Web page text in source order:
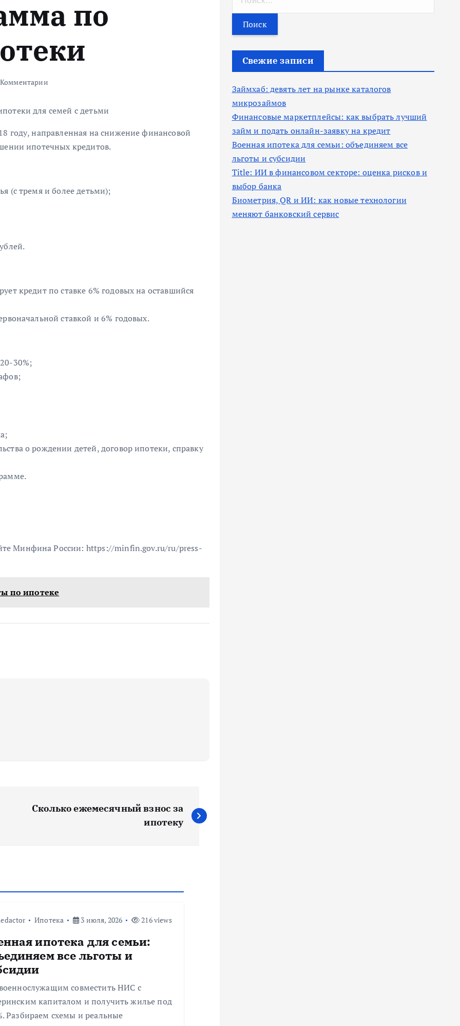
по
для семей с детьми
году, направленная на снижение финансовой
ипотечных кредитов.
(с тремя и более детьми);
кредит по ставке 6% годовых на оставшийся
ставкой и 6% годовых.
30%;
о рождении детей, договор ипотеки, справку
Минфина России: https://minfin.gov.ru/ru/press-
по ипотеке
Сколько ежемесячный взнос за
ипотеку
Ипотека 3 июля, 2026 216 views
ипотека для семьи:
все льготы и
совместить НИС с
капиталом и получить жилье под
Разбираем схемы и реальные
т
и
Свежие записи
Займхаб: девять лет на рынке каталогов
микрозаймов
Финансовые маркетплейсы: как выбрать лучший
займ и подать онлайн-заявку на кредит
Военная ипотека для семьи: объединяем все
льготы и субсидии
Title: ИИ в финансовом секторе: оценка рисков и
выбор банка
Биометрия, QR и ИИ: как новые технологии
меняют банковский сервис